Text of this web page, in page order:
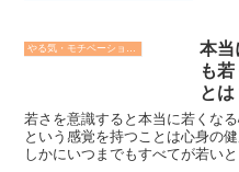
本当
も
とは
若さを意識すると本当に若くな
という感覚を持つことは心身の
しかにいつまでもすべてが若い